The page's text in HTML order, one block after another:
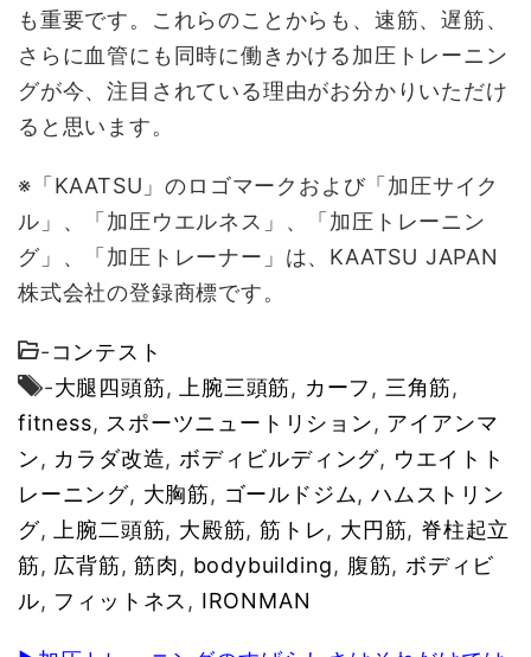
も重要です。これらのことからも、速筋、遅筋、
さらに血管にも同時に働きかける加圧トレーニン
グが今、注目されている理由がお分かりいただけ
ると思います。
※「KAATSU」のロゴマークおよび「加圧サイク
ル」、「加圧ウエルネス」、「加圧トレーニン
グ」、「加圧トレーナー」は、KAATSU JAPAN
株式会社の登録商標です。
-コンテスト
-大腿四頭筋, 上腕三頭筋, カーフ , 三角筋,
fitness, スポーツニュートリション, アイアンマ
ン, カラダ改造, ボディビルディング, ウエイトト
レーニング, 大胸筋, ゴールドジム,ハムストリン
グ, 上腕二頭筋, 大殿筋,筋トレ, 大円筋, 脊柱起立
筋, 広背筋,筋肉, bodybuilding, 腹筋, ボディビ
ル, フィットネス , IRONMAN